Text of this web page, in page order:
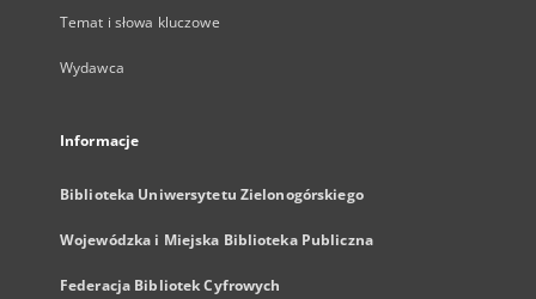
Temat i słowa kluczowe
Wydawca
Informacje
Biblioteka Uniwersytetu Zielonogórskiego
Wojewódzka i Miejska Biblioteka Publiczna
Federacja Bibliotek Cyfrowych